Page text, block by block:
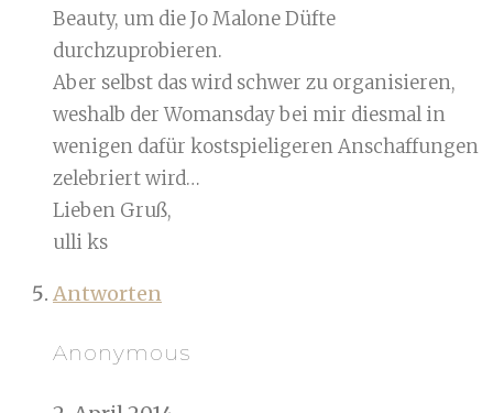
Beauty, um die Jo Malone Düfte
durchzuprobieren.
Aber selbst das wird schwer zu organisieren,
weshalb der Womansday bei mir diesmal in
wenigen dafür kostspieligeren Anschaffungen
zelebriert wird…
Lieben Gruß,
ulli ks
Antworten
Anonymous